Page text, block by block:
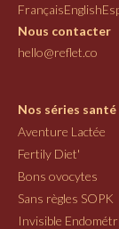
FrançaisEnglish
Nous contacter
hello@reflet.co
Nos séries santé
Aventure Lactée
Fertily Diet'
Bons ovocytes
Sans règles SOPK
Invisible